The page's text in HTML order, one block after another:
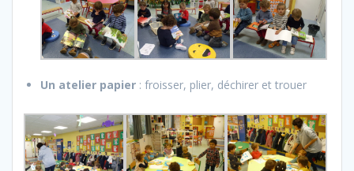
Un atelier papier : froisser, plier, déchirer et trouer